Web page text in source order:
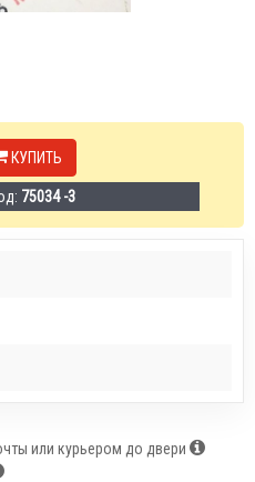
КУПИТЬ
75034 -3
или курьером до двери